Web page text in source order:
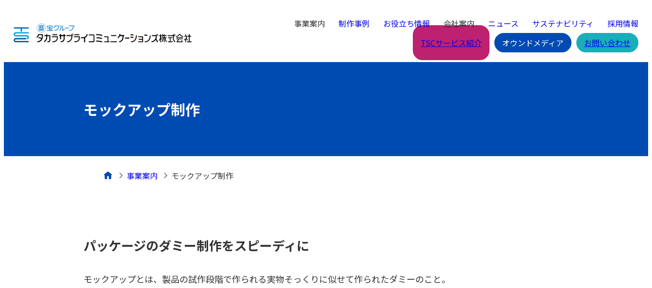
事業案内 制作事例 お役立ち情報 会社案内 ニュース サステナビリティ
採用情報
TSCサービス紹介
オウンドメディア お問い合わせ
モックアップ制作
事業案内 モックアップ制作
パッケージのダミー制作をスピーディに
モックアップとは、製品の試作段階で作られる実物そっくりに似せて作られたダミーのこと。